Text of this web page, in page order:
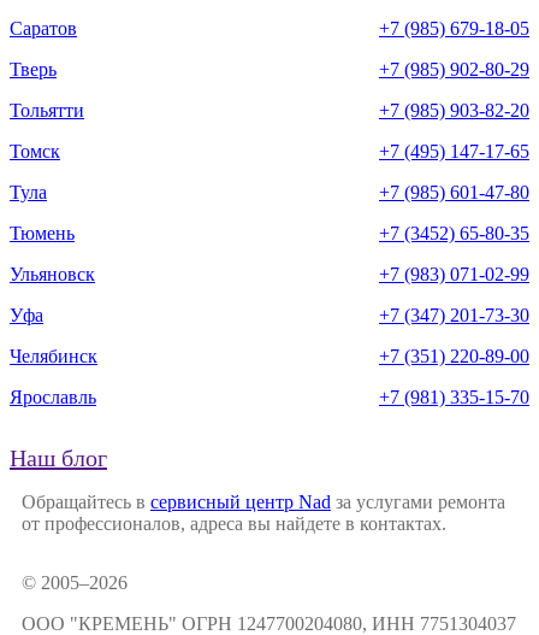
Саратов
+7 (985) 679-18-05
Тверь
+7 (985) 902-80-29
Тольятти
+7 (985) 903-82-20
Томск
+7 (495) 147-17-65
Тула
+7 (985) 601-47-80
Тюмень
+7 (3452) 65-80-35
Ульяновск
+7 (983) 071-02-99
Уфа
+7 (347) 201-73-30
Челябинск
+7 (351) 220-89-00
Ярославль
+7 (981) 335-15-70
Наш блог
Обращайтесь в сервисный центр Nad за услугами ремонта
от профессионалов, адреса вы найдете в контактах.
© 2005–2026
ООО "КРЕМЕНЬ" ОГРН 1247700204080, ИНН 7751304037